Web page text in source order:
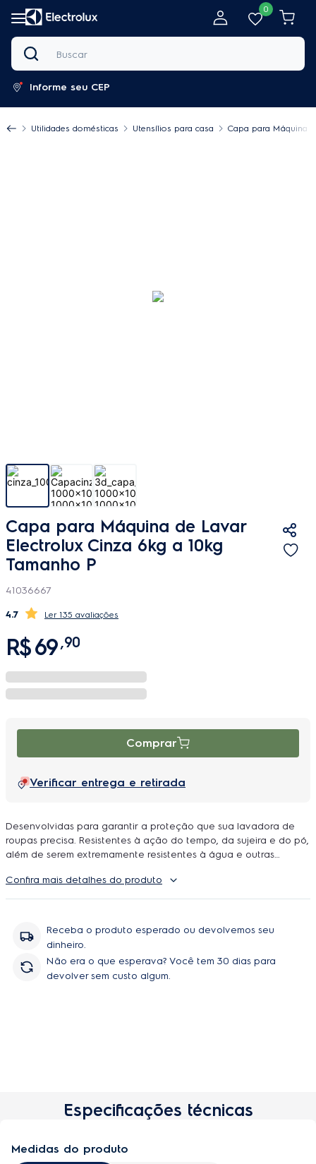
0
Buscar
Informe seu CEP
Utilidades domésticas Utensílios para casa Capa para Máquina
Capa para Máquina de Lavar
Electrolux Cinza 6kg a 10kg
Tamanho P
41036667
4.7 135 avaliações
R$69,90
Comprar
Verificar entrega e retirada
Desenvolvidas para garantir a proteção que sua lavadora de
roupas precisa. Resistentes à ação do tempo, da sujeira e do pó,
além de serem extremamente resistentes à água e outras
secadoras e lava e seca do mercado. Indicação de tamanho
por Kg: P - 6 a 10kg 58x58x96cm; M - 10 a 11kg 62X62x98cm; G -
Lavar de 6kg a 10kg (Tamanho P)
Confira mais detalhes do produto
Receba o produto esperado ou devolvemos seu
dinheiro.
Não era o que esperava? Você tem 30 dias para
devolver sem custo algum.
Especificações técnicas
Medidas do produto